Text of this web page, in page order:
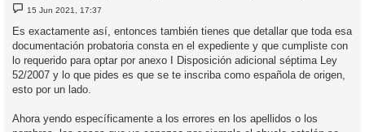
M
e
s
a
e
15 Jun 2021, 17:37
Es exactamente así, entonces también tienes que detallar que toda esa
documentación probatoria consta en el expediente y que cumpliste con
lo requerido para optar por anexo I Disposición adicional séptima Ley
52/2007 y lo que pides es que se te inscriba como española de origen,
esto por un lado.
Ahora yendo específicamente a los errores en los apellidos o los